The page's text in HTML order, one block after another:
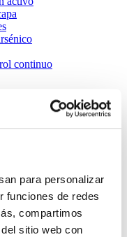
para personalizar
funciones de redes
compartimos
sitio web con
continuo
industriales